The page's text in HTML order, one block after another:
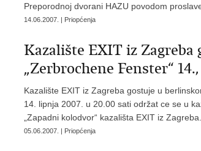
Preporodnoj dvorani HAZU povodom
14.06.2007. | Priopćenja
Kazalište EXIT iz
„Zerbrochene Fenster“
Kazalište EXIT iz Zagreba gostuje u
14. lipnja 2007. u 20.00 sati održat ce se u
„Zapadni kolodvor“ kazališta EXIT iz Zagreba.
05.06.2007. | Priopćenja